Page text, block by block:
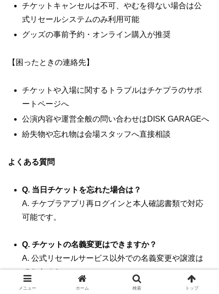
チケットキャンセルは不可、やむを得ない場合は公
式リセールシステムのみ利用可能
グッズの事前予約・オンライン購入が推奨
【困ったときの連絡先】
チケットや入場に関するトラブルはチケプラのサポ
ートページへ
公演内容や運営全般の問い合わせはDISK GARAGEへ
紛失物や忘れ物は会場スタッフへ直接相談
よくある質問
Q. 当日チケットを忘れた場合は？
A. チケプラアプリ再ログインと本人確認書類で対応
可能です。
Q. チケットの名義変更はできますか？
A. 公式リセールサービス以外での名義変更や譲渡は
できません。
メニュー ホーム 検索 トップ